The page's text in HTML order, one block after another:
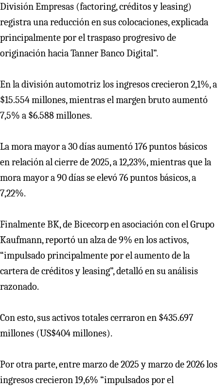
División Empresas (factoring, créditos y leasing)
registra una reducción en sus colocaciones, explicada
principalmente por el traspaso progresivo de
originación hacia Tanner Banco Digital”.
En la división automotriz los ingresos crecieron 2,1%, a
$15.554 millones, mientras el margen bruto aumentó
7,5% a $6.588 millones.
La mora mayor a 30 días aumentó 176 puntos básicos
en relación al cierre de 2025, a 12,23%, mientras que la
mora mayor a 90 días se elevó 76 puntos básicos, a
7,22%.
Finalmente BK, de Bicecorp en asociación con el Grupo
Kaufmann, reportó un alza de 9% en los activos,
“impulsado principalmente por el aumento de la
cartera de créditos y leasing”, detalló en su análisis
razonado.
Con esto, sus activos totales cerraron en $435.697
millones (US$404 millones).
Por otra parte, entre marzo de 2025 y marzo de 2026 los
ingresos crecieron 19,6% “impulsados por el